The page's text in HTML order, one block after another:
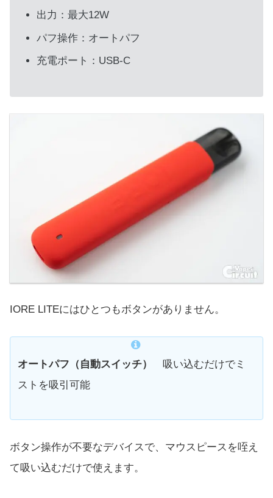
出力：最大12W
パフ操作：オートパフ
充電ポート：USB-C
IORE LITEにはひとつもボタンがありません。
オートパフ（自動スイッチ）
吸い込むだけでミ
ストを吸引可能
ボタン操作が不要なデバイスで、マウスピースを咥え
て吸い込むだけで使えます。